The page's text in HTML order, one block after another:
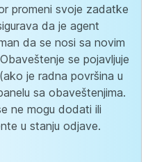
promeni svoje zadatke
da je agent
da se nosi sa novim
se pojavljuje
je radna površina u
sa obaveštenjima.
ne mogu dodati ili
u stanju odjave.